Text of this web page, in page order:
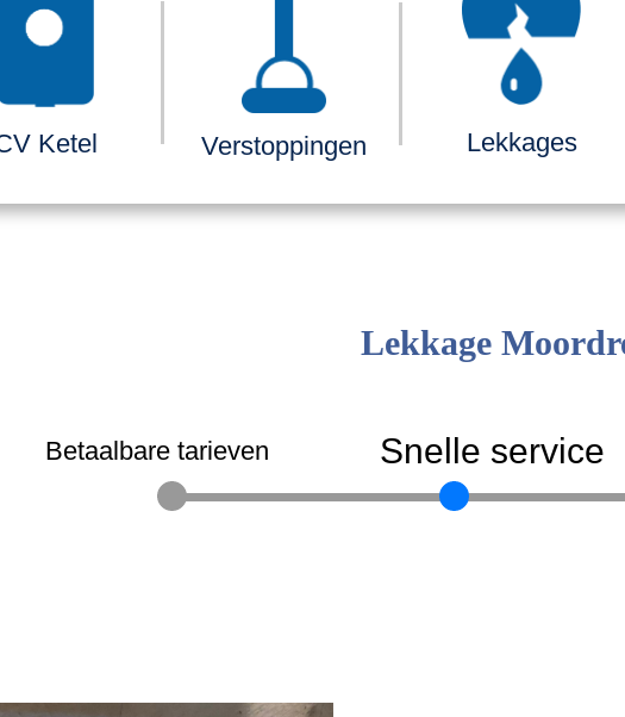
Ketel Verstoppingen Lekkages
Lekkage
Betaalbare tarieven Snelle service